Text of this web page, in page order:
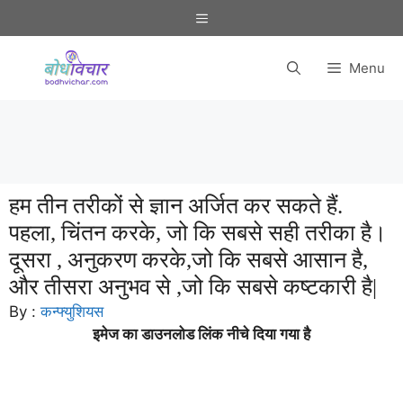
to
Menu
Menu
हम तीन तरीकों से ज्ञान अर्जित कर सकते हैं.
पहला, चिंतन करके, जो कि सबसे सही तरीका है।
दूसरा , अनुकरण करके,जो कि सबसे आसान है,
और तीसरा अनुभव से ,जो कि सबसे कष्टकारी है|
By :कन्फ्युशियस
इमेज का डाउनलोड लिंक नीचे दिया गया है